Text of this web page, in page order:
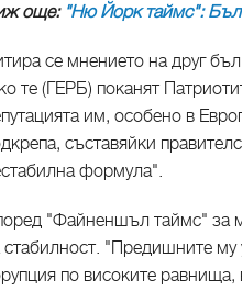
още: "Ню Йорк таймс":
се мнението на друг
те (ГЕРБ) поканят
им, особено в
съставяйки
формула".
"Файненшъл таймс" за
стабилност. "Предишните му
по високите